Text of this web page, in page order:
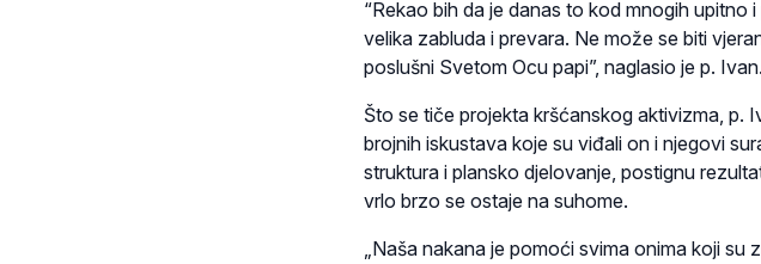
“Rekao bih da je danas to kod mnogih upitno
velika zabluda i prevara. Ne može se biti
poslušni Svetom Ocu papi”, naglasio je p. Ivan.
Što se tiče projekta kršćanskog aktivizma, p.
brojnih iskustava koje su viđali on i njegovi
struktura i plansko djelovanje, postignu
vrlo brzo se ostaje na suhome.
„Naša nakana je pomoći svima onima koji su